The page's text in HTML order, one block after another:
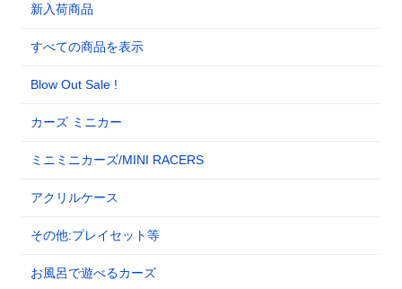
新入荷商品
すべての商品を表示
Blow Out Sale !
カーズ ミニカー
ミニミニカーズ/MINI RACERS
アクリルケース
その他:プレイセット等
お風呂で遊べるカーズ